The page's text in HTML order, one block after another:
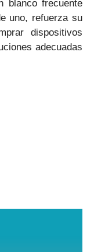
blanco frecuente
uno, refuerza su
dispositivos
adecuadas